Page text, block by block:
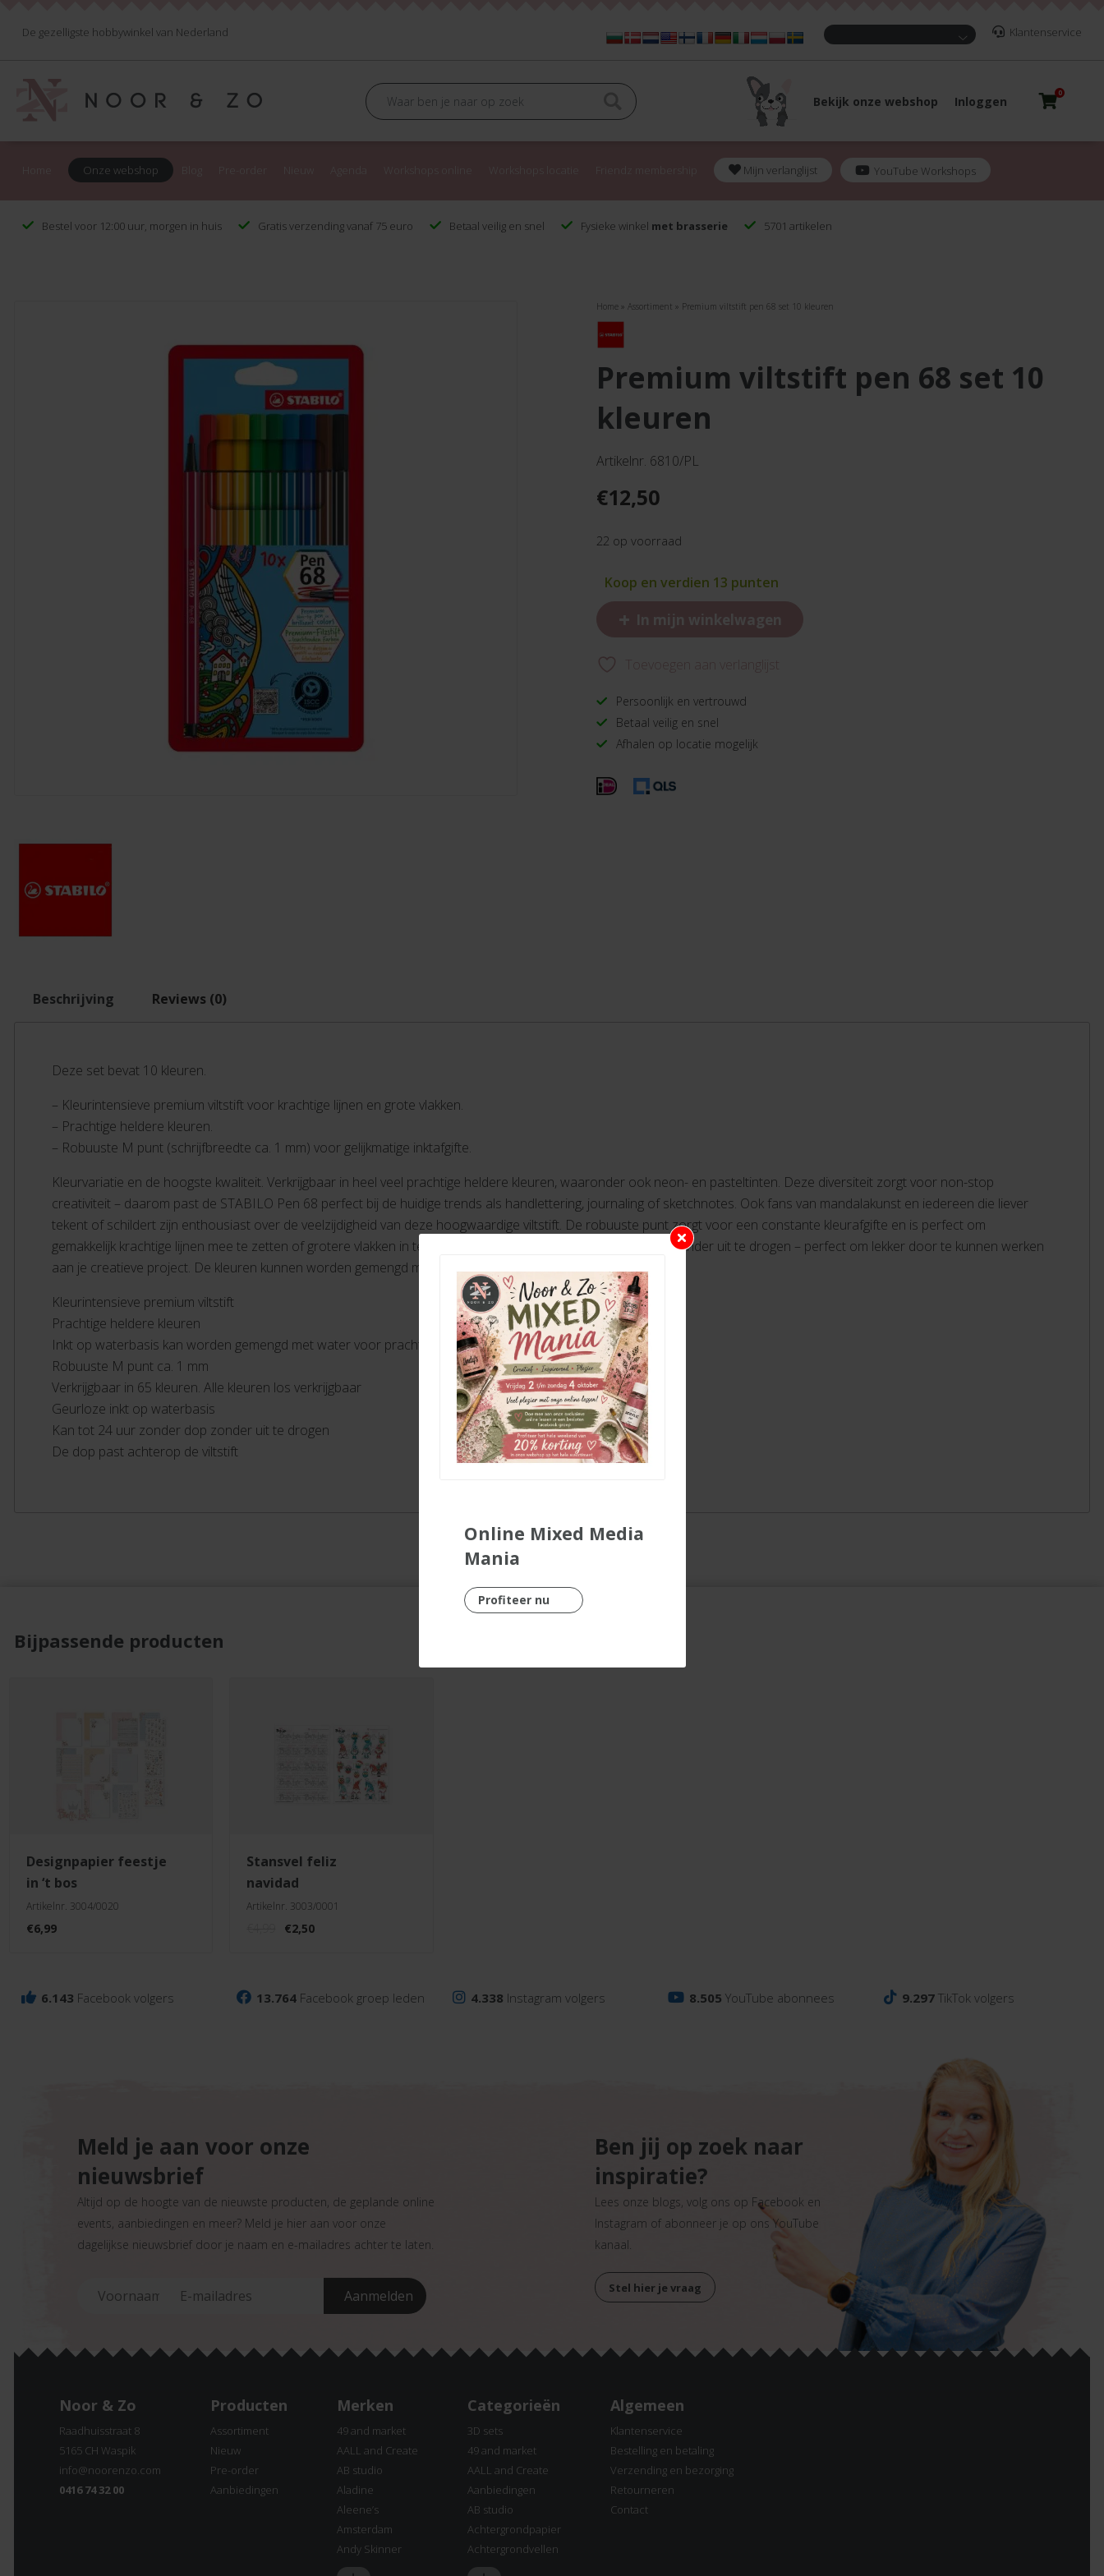
De gezelligste hobbywinkel van Nederland Klantenservice
Bekijk onze webshop Inloggen
0
Onze webshop Mijn verlanglijst YouTube Workshops
Bestel voor 12:00 uur, morgen in huis Gratis verzending vanaf 75 euro Betaal veilig en snel Fysieke winkel met brasserie 5701 artikelen
Home »Assortiment » Premium viltstift pen 68 set 10 kleuren
premium viltstift pen 68 set 10
kleuren
Artikelnr. 6810/PL
€12,50
22 op voorraad
Koop en verdien 13 punten
+ In mijn winkelwagen
Toevoegen aan verlanglijst
Persoonlijk en vertrouwd
Betaal veilig en snel
Afhalen op locatie mogelijk
Beschrijving Reviews (0)
Deze set bevat 10 kleuren.
– Kleurintensieve premium viltstift voor krachtige lijnen en grote vlakken.
– Prachtige heldere kleuren.
– Robuuste M punt (schrijfbreedte ca. 1 mm) voor gelijkmatige inktafgifte.
Kleurvariatie en de hoogste kwaliteit. Verkrijgbaar in heel veel prachtige heldere kleuren, waaronder ook neon- en pasteltinten. Deze diversiteit zorgt voor non-stop
creativiteit – daarom past de STABILO Pen 68 perfect bij de huidige trends als handlettering, journaling of sketchnotes. Ook fans van mandalakunst en iedereen die liever
tekent of schildert zijn enthousiast over de veelzijdigheid van deze hoogwaardige viltstift. De robuuste punt zorgt voor een constante kleurafgifte en is perfect om
gemakkelijk krachtige lijnen mee te zetten of grotere vlakken in te vullen. De punt kan tot 24 uur zonder dop zonder uit te drogen – perfect om lekker door te kunnen werken
aan je creatieve project. De kleuren kunnen worden gemengd met water voor prachtige aquareleffecten.
Kleurintensieve premium viltstift
Prachtige heldere kleuren
Inkt op waterbasis kan worden gemengd met water voor prachtige aquareleffecten
Robuuste M punt ca. 1 mm
Verkrijgbaar in 65 kleuren. Alle kleuren los verkrijgbaar
Geurloze inkt op waterbasis
Kan tot 24 uur zonder dop zonder uit te drogen
De dop past achterop de viltstift
Bijpassende producten
designpapier feestje
in ‘t bos
Artikelnr. 3004/0020
€6,99
stansvel feliz
navidad
Artikelnr. 3003/0001
Oorspronkelijke
€2,50Huidige
6.143 Facebook volgers 13.764 Facebook groep leden 4.338 Instagram volgers 8.505 YouTube abonnees 9.297TikTok volgers
Meld je aan voor onze
nieuwsbrief
Altijd op de hoogte van de nieuwste producten, de geplande online
events, aanbiedingen en meer? Meld je hier aan voor onze
dagelijkse nieuwsbrief door je naam en e-mailadres achter te laten.
Ben jij op zoek naar
inspiratie?
Lees onze blogs, volg ons op Facebook en
Instagram of abonneer je op ons YouTube
kanaal.
Stel hier je vraag
Noor & Zo
Raadhuisstraat 8
5165 CH Waspik
info@noorenzo.com
0416 74 32 00
Producten
Assortiment
Nieuw
Pre-order
Aanbiedingen
Merken
49 and market
AALL and Create
AB studio
Aladine
Aleene’s
Amsterdam
Andy Skinner
Categorieën
3D sets
49 and market
AALL and Create
Aanbiedingen
AB studio
Achtergrondpapier
Achtergrondvellen
Algemeen
Klantenservice
Bestelling en betaling
Verzending en bezorging
Retourneren
Contact
Online Mixed Media
Mania
Profiteer nu